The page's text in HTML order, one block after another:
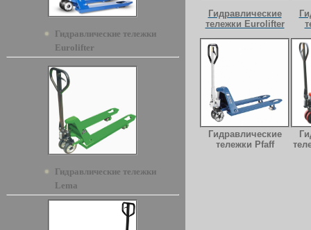
Гидравлические тележки
Eurolifter
Гидравлические тележки
Lema
Гидравлические
тележки Eurolifter
Гидравлические
тележки Pfaff